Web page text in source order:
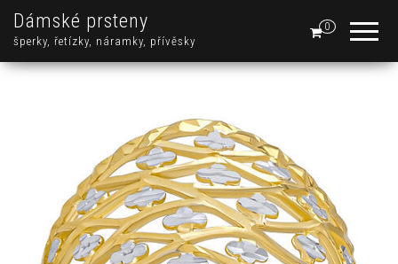
Dámské prsteny
šperky, řetízky, náramky, přívěsky
0